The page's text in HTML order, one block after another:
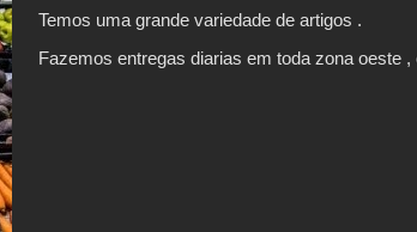
Temos uma grande variedade de artigos .
Fazemos entregas diarias em toda zona oeste